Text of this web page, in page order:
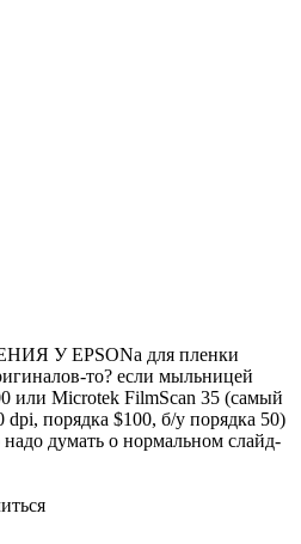
У EPSONа для пленки
то? если мыльницей
или Microtek FilmScan 35 (самый
порядка $100, б/у порядка 50)
надо думать о нормальном слайд-